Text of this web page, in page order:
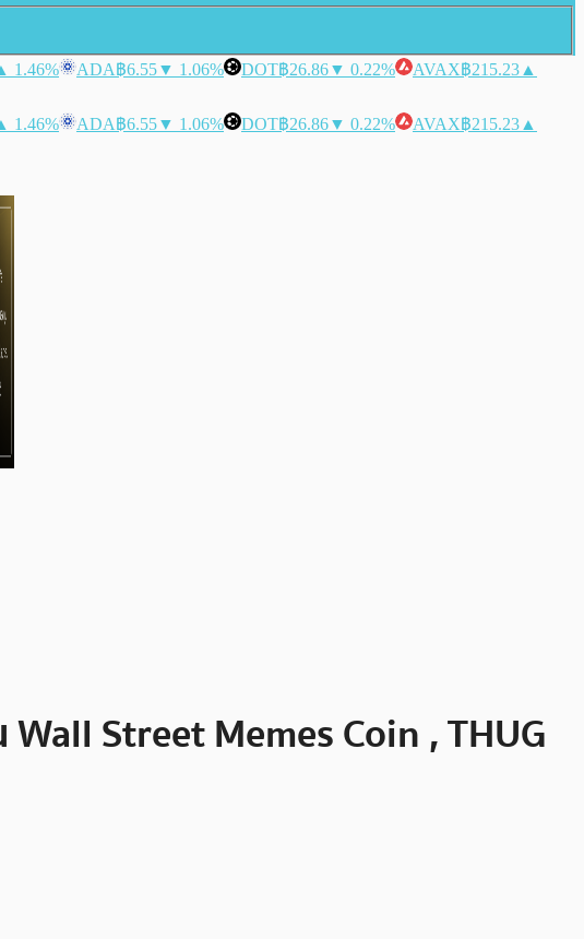
1.46% ADA฿6.55▼ 1.06% DOT฿26.86▼ 0.22% AVAX฿215.23 ▲
1.46% ADA฿6.55▼ 1.06% DOT฿26.86▼ 0.22% AVAX฿215.23 ▲
Street Memes Coin , THUG